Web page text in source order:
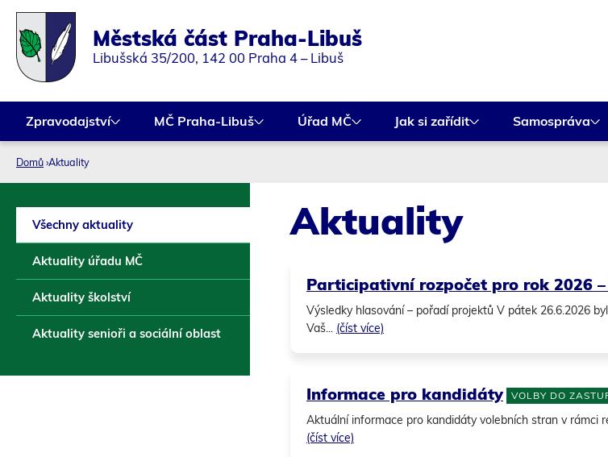
Městská část Praha-Libuš
Libušská 35/200, 142 00 Praha 4 – Libuš
Zpravodajství MČ Praha-Libuš Úřad MČ Jak si zařídit Samospráva
Jste
zde
Domů›Aktuality
Všechny aktuality
Aktuality úřadu MČ
Aktuality školství
Aktuality senioři a sociální oblast
Aktuality
Participativní rozpočet pro rok 2026
Výsledky hlasování – pořadí projektů V pátek 26.6.2026
Vaš... (číst více)
Informace pro kandidáty VOLBY DO
Aktuální informace pro kandidáty volebních stran v rámci
(číst více)